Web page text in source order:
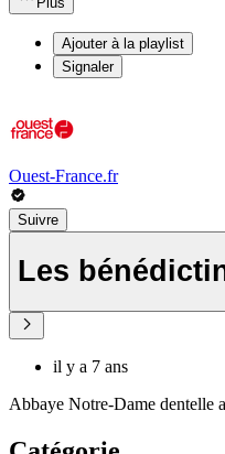
Ajouter à la playlist
Signaler
Ouest-France.fr
Suivre
Les
il y a 7 ans
Abbaye Notre-Dame dentelle